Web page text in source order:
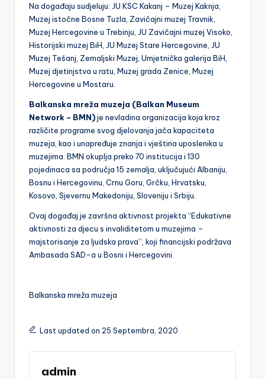
Na događaju sudjeluju: JU KSC Kakanj – Muzej Kaknja,
Muzej istočne Bosne Tuzla, Zavičajni muzej Travnik,
Muzej Hercegovine u Trebinju, JU Zavičajni muzej Visoko,
Historijski muzej BiH, JU Muzej Stare Hercegovine, JU
Muzej Tešanj, Zemaljski Muzej, Umjetnička galerija BiH,
Muzej djetinjstva u ratu, Muzej grada Zenice, Muzej
Hercegovine u Mostaru.
Balkanska mreža muzeja (Balkan Museum
Network – BMN)je nevladina organizacija koja kroz
različite programe svog djelovanja jača kapaciteta
muzeja, kao i unapređuje znanja i vještina uposlenika u
muzejima. BMN okuplja preko 70 institucija i 130
pojedinaca sa područja 15 zemalja, uključujući Albaniju,
Bosnu i Hercegovinu, Crnu Goru, Grčku, Hrvatsku,
Kosovo, Sjevernu Makedoniju, Sloveniju i Srbiju.
Ovaj događaj je završna aktivnost projekta “Edukativne
aktivnosti za djecu s invaliditetom u muzejima –
majstorisanje za ljudska prava”, koji financijski podržava
Ambasada SAD-a u Bosni i Hercegovini.
Balkanska mreža muzeja
Last updated on 25 Septembra, 2020
admin